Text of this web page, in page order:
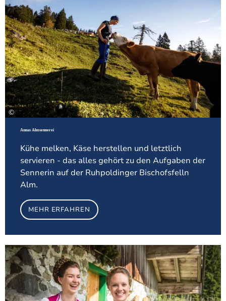
©
Annas Almsennerei
Kühe melken, Käse herstellen und letztlich
servieren - das alles gehört zu den Aufgaben der
Sennerin auf der Ruhpoldinger Bischofsfelln
Alm.
MEHR ERFAHREN